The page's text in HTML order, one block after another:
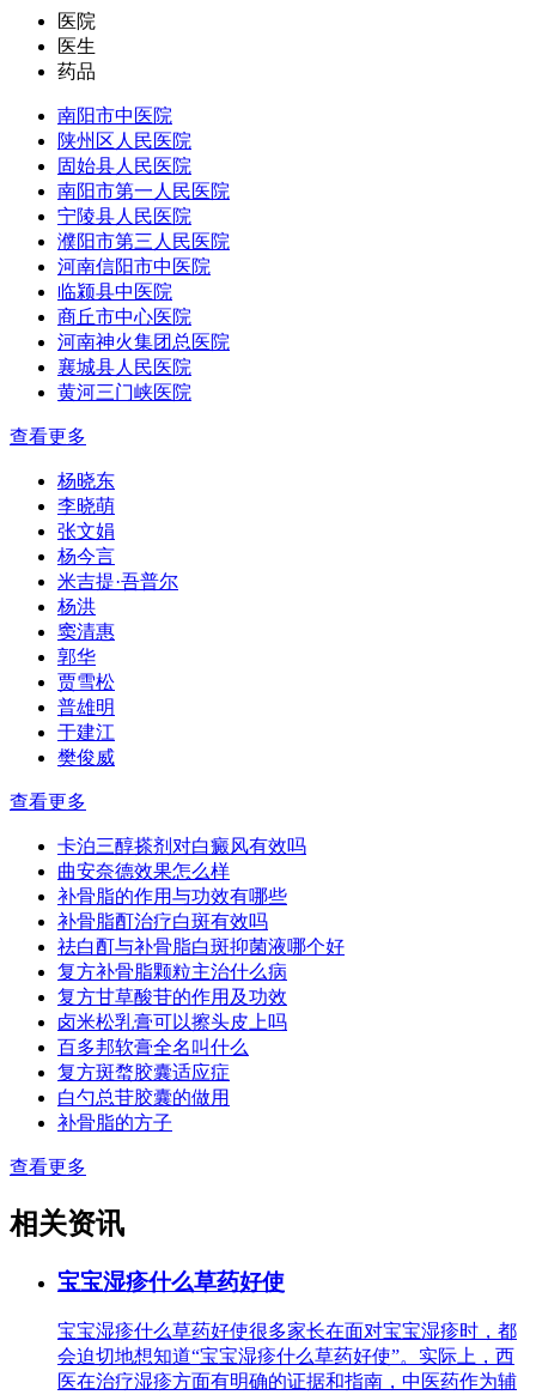
医院
医生
药品
南阳市中医院
陕州区人民医院
固始县人民医院
南阳市第一人民医院
宁陵县人民医院
濮阳市第三人民医院
河南信阳市中医院
临颍县中医院
商丘市中心医院
河南神火集团总医院
襄城县人民医院
黄河三门峡医院
查看更多
杨晓东
李晓萌
张文娟
杨今言
米吉提·吾普尔
杨洪
窦清惠
郭华
贾雪松
普雄明
于建江
樊俊威
查看更多
卡泊三醇搽剂对白癜风有效吗
曲安奈德效果怎么样
补骨脂的作用与功效有哪些
补骨脂酊治疗白斑有效吗
祛白酊与补骨脂白斑抑菌液哪个好
复方补骨脂颗粒主治什么病
复方甘草酸苷的作用及功效
卤米松乳膏可以擦头皮上吗
百多邦软膏全名叫什么
复方斑蝥胶囊适应症
白勺总苷胶囊的做用
补骨脂的方子
查看更多
相关资讯
宝宝湿疹什么草药好使
宝宝湿疹什么草药好使很多家长在面对宝宝湿疹时，都
会迫切地想知道“宝宝湿疹什么草药好使”。实际上，西
医在治疗湿疹方面有明确的证据和指南，中医药作为辅